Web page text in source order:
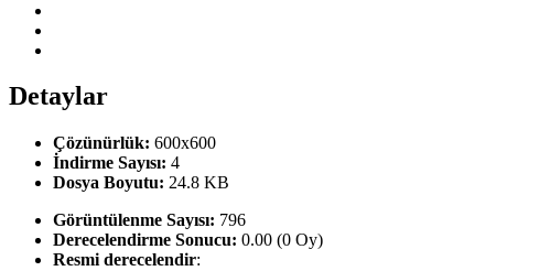
Detaylar
Çözünürlük: 600x600
İndirme Sayısı: 4
Dosya Boyutu: 24.8 KB
Görüntülenme Sayısı: 796
Derecelendirme Sonucu: 0.00 (0 Oy)
Resmi derecelendir: